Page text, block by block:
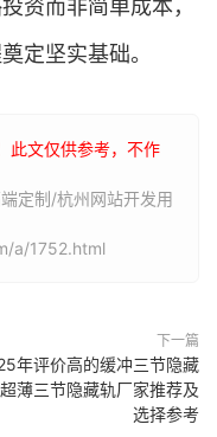
资而非简单成本，
定坚实基础。
此文仅供参考，不作
定制/杭州网站开发用
a/1752.html
下一篇
年评价高的缓冲三节隐藏
薄三节隐藏轨厂家推荐及
选择参考